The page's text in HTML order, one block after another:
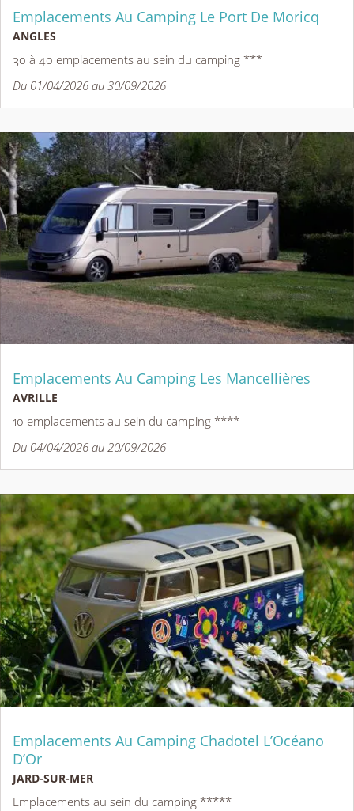
Emplacements Au Camping Le Port De Moricq
ANGLES
30 à 40 emplacements au sein du camping ***
Du 01/04/2026 au 30/09/2026
Emplacements Au Camping Les Mancellières
AVRILLE
10 emplacements au sein du camping ****
Du 04/04/2026 au 20/09/2026
Emplacements Au Camping Chadotel L’Océano
D’Or
JARD-SUR-MER
Emplacements au sein du camping *****